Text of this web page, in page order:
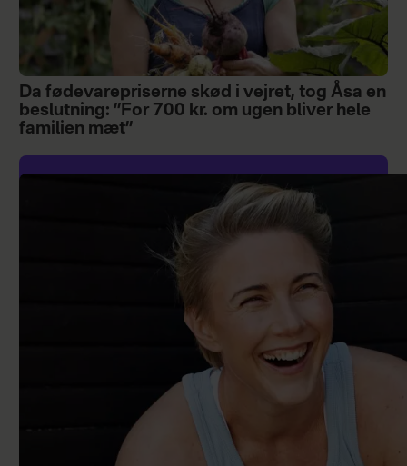
Da fødevarepriserne skød i vejret, tog Åsa en
beslutning: ”For 700 kr. om ugen bliver hele
familien mæt”